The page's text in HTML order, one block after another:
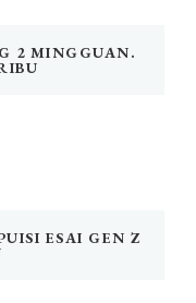
2 MINGGUAN.
ESAI GEN Z